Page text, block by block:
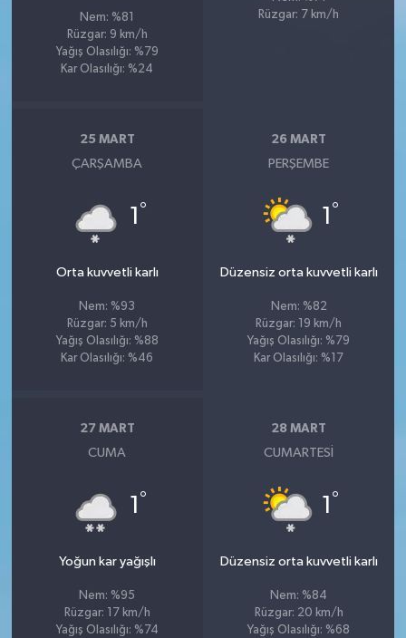
Nem: %81
Rüzgar: 9 km/h
Yağış Olasılığı: %79
Kar Olasılığı: %24
Rüzgar: 7 km/h
25 MART
ÇARŞAMBA
1 °
Orta kuvvetli karlı
Nem: %93
Rüzgar: 5 km/h
Yağış Olasılığı: %88
Kar Olasılığı: %46
26 MART
PERŞEMBE
1 °
Düzensiz orta kuvvetli karlı
Nem: %82
Rüzgar: 19 km/h
Yağış Olasılığı: %79
Kar Olasılığı: %17
27 MART
CUMA
1 °
Yoğun kar yağışlı
Nem: %95
Rüzgar: 17 km/h
Yağış Olasılığı: %74
28 MART
CUMARTESI
1 °
Düzensiz orta kuvvetli karlı
Nem: %84
Rüzgar: 20 km/h
Yağış Olasılığı: %68